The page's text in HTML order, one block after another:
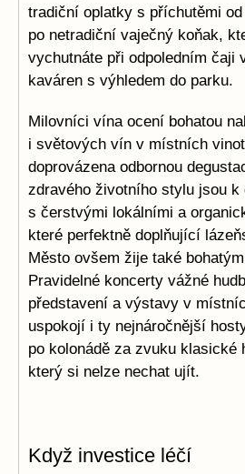
tradiční oplatky s příchutěmi
po netradiční vaječný koňak,
vychutnáte při odpoledním čaji
kaváren s výhledem do parku.
Milovníci vína ocení bohatou
i světových vín v místních
doprovázena odbornou
zdravého životního stylu jsou
s čerstvými lokálními a
které perfektně doplňující
Město ovšem žije také
Pravidelné koncerty vážné
představení a výstavy v
uspokojí i ty nejnáročnější
po kolonádě za zvuku klasické
který si nelze nechat ujít.
Když investice léčí